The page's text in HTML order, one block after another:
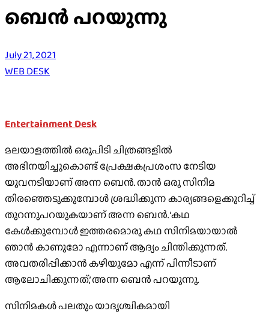
ബെന്‍ പറയുന്നു
July 21, 2021
WEB DESK
Entertainment Desk
മലയാളത്തില്‍ ഒരുപിടി ചിത്രങ്ങളില്‍
അഭിനയിച്ചുകൊണ്ട് പ്രേക്ഷകപ്രശംസ നേടിയ
യുവനടിയാണ് അന്ന ബെന്‍. താന്‍ ഒരു സിനിമ
തിരഞ്ഞെടുക്കുമ്പോള്‍ ശ്രദ്ധിക്കുന്ന കാര്യങ്ങളെക്കുറിച്ച്
തുറന്നുപറയുകയാണ് അന്ന ബെന്‍. ‘കഥ
കേള്‍ക്കുമ്പോള്‍ ഇത്തരമൊരു കഥ സിനിമയായാല്‍
ഞാന്‍ കാണുമോ എന്നാണ് ആദ്യം ചിന്തിക്കുന്നത്.
അവതരിപ്പിക്കാന്‍ കഴിയുമോ എന്ന് പിന്നീടാണ്
ആലോചിക്കുന്നത്,’ അന്ന ബെന്‍ പറയുന്നു.
സിനിമകള്‍ പലതും യാദൃശ്ചികമായി